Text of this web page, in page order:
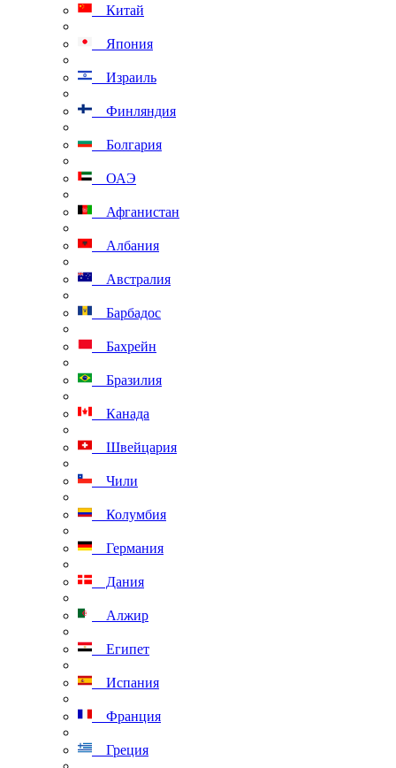
Китай
Япония
Израиль
Финляндия
Болгария
ОАЭ
Афганистан
Албания
Австралия
Барбадос
Бахрейн
Бразилия
Канада
Швейцария
Чили
Колумбия
Германия
Дания
Алжир
Египет
Испания
Франция
Греция